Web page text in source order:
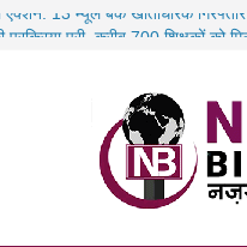
एक्शन: 13 म्यूल बैंक खाताधारक गिरफ्तार
साजिश नाकाम, दिल्ली-बिहार
हर विकासखंड के 10 उत्कृष्ट गोठानों